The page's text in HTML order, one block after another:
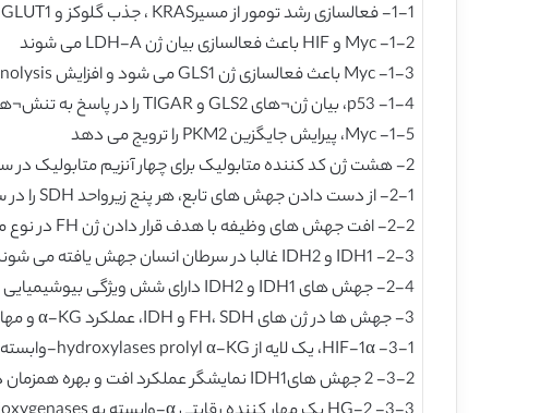
1-1- فعالسازی رشد تومور از مسیرKRAS ، جذب گلوکز و GLUT1 را افزایش می دهد-
1-2- Myc و HIF باعث فعالسازی بیان ژن LDH-A می شوند
1-3- Myc باعث فعالسازی ژن GLS1 می شود و افزایش glutaminolysis را حفظ می کند
1-4- p53، بیان ژن¬های GLS2 و TIGAR را در پاسخ به تنش¬های اکسیداتیو فعال می کند
1-5- Myc، پیرایش جایگزین PKM2 را ترویج می دهد
2- هشت ژن کد کننده متابولیک برای چهار آنزیم متابولیک در سرطان های انسانی جهش می یابند
2-1- از دست دادن جهش های تابع، هر پنج زیرواحد SDH را در سرطان هدف قرار می دهند و در یک الگوی متقابلاً منحصر به فرد رخ می دهد
2-2- افت جهش های وظیفه با هدف قرار دادن ژن FH در نوع متفاوتی از تومورها یافت می شوند
2-3- IDH1 و IDH2 غالبا در سرطان انسان جهش یافته می شوند
2-4- جهش های IDH1 و IDH2 دارای شش ویژگی بیوشیمیایی و بالینی منحصر به فرد است
3- جهش ها در ژن های FH، SDH و IDH، عملکرد α-KG و مهار dioxygenases وابسته به α-KG را مختل می کند
3-1- HIF-1α، یک لایه از hydroxylases prolyl α-KG-وابسته (PHDs)، در سلول های FH و SDH جهش یافته بالا
3-2- 2 جهش هایIDH1 نمایشگر عملکرد افت و بهره همزمان در تولید α- KG و 2-hydroxyglutarate (2-HG) است-